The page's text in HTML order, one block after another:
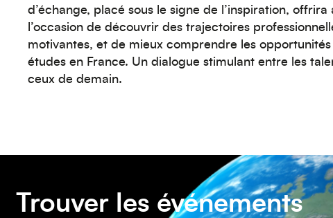
d’échange, placé sous le signe de l’inspiration, offrira
l’occasion de découvrir des trajectoires
motivantes, et de mieux comprendre les
études en France. Un dialogue stimulant entre les
ceux de demain.
Trouver les événements